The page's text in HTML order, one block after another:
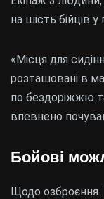
на шість бійців у
«Місця для
розташовані в
по бездоріжжю
впевнено
Бойові
Щодо озброєння.